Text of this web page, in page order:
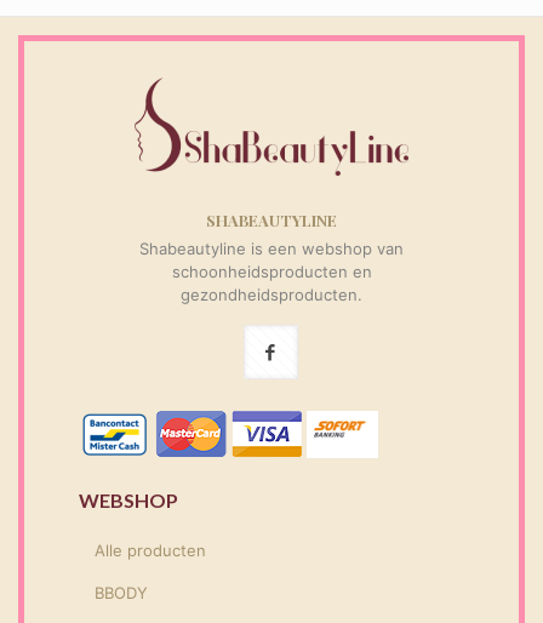
SHABEAUTYLINE
Shabeautyline is een webshop van
schoonheidsproducten en
gezondheidsproducten.
WEBSHOP
Alle producten
BBODY